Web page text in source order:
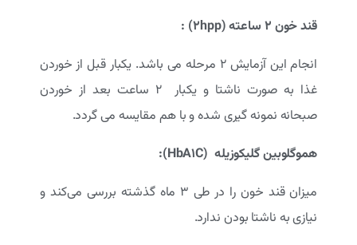
قند خون ۲ ساعته
(
2hpp)
:
انجام این آزمایش 2 مرحله می باشد. یکبار قبل از خوردن
غذا به صورت ناشتا و یکبار 2 ساعت بعد از خوردن
صبحانه نمونه گیری شده و با هم مقایسه می گردد.
هموگلوبین گلیکوزیله (HbA
1C)
:
میزان قند خون را در طی 3 ماه گذشته بررسی می‌کند و
نیازی به ناشتا بودن ندارد.